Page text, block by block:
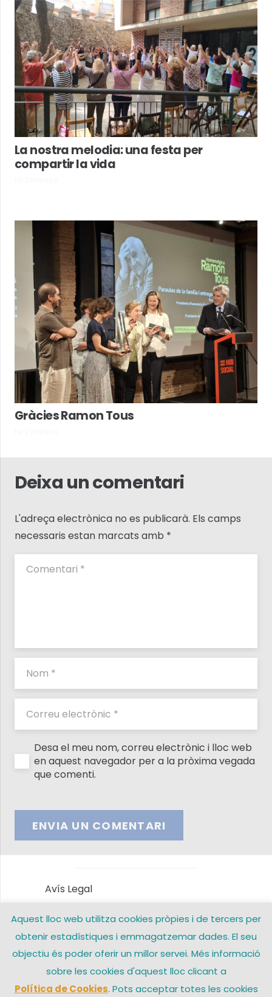
La nostra melodia: una festa per
compartir la vida
Gràcies Ramon Tous
Deixa un comentari
L'adreça electrònica no es publicarà. Els camps
necessaris estan marcats amb *
Desa el meu nom, correu electrònic i lloc web
en aquest navegador per a la pròxima vegada
que comenti.
ENVIA UN COMENTARI
Avís Legal
Política de privacitat
Política de Cookies
Contacte
Aquest lloc web utilitza cookies pròpies i de tercers per
obtenir estadístiques i emmagatzemar dades. El seu
objectiu és poder oferir un millor servei. Més informació
sobre les cookies d'aquest lloc clicant a
Política de Cookies. Pots acceptar totes les cookies